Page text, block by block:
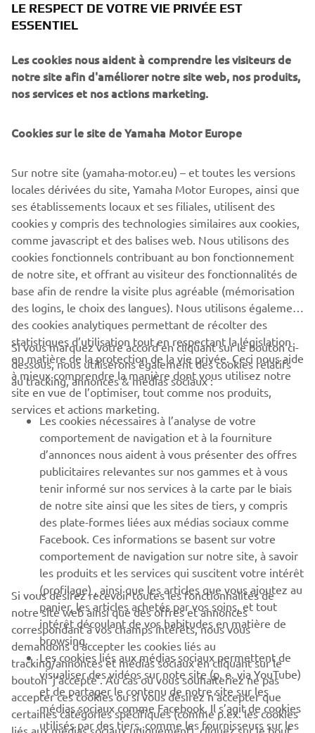
across Europe and catch a glimpse of what it’s like being
part of the Yamaha Motor family with the #LifeAtYamaha
En savoir plus
The information and/or imagery on these webpages may
never be used for commercial or non-commercial
purposes without the explicit written consent of Yamaha
Motor Europe N.V. and/or Yamaha Motor Co., Ltd.
Always ride in a safe manner and obey all local road laws.
CORPORATE
BUSINESS
PLUS DE YAMAHA
SOUTIEN
BULLETIN
Soyez le premier à connaître les dernières offres, les événements
spéciaux, les nouveautés et bien plus encore
S'ABONNER
Lisez notre politique de confidentialité pour savoir comment
nous traitons vos données personnelles :Politique de
Confidentialité
LE RESPECT DE VOTRE VIE PRIVÉE EST
ESSENTIEL
Les cookies nous aident à comprendre les visiteurs de
notre site afin d'améliorer notre site web, nos produits,
nos services et nos actions marketing.
Cookies sur le site de Yamaha Motor Europe
Sur notre site (yamaha-motor.eu) – et toutes les versions
locales dérivées du site, Yamaha Motor Europes, ainsi que
ses établissements locaux et ses filiales, utilisent des
cookies y compris des technologies similaires aux cookies,
comme javascript et des balises web. Nous utilisons des
cookies fonctionnels contribuant au bon fonctionnement
de notre site, et offrant au visiteur des fonctionnalités de
base afin de rendre la visite plus agréable (mémorisation
des logins, le choix des langues). Nous utilisons également
des cookies analytiques permettant de récolter des
statistiques d’utilisation tout en respectant la législation
en matière de la protection de la vie privée. Ceci nous aide
à mieux comprendre la manière dont vous utilisez notre
site en vue de l’optimiser, tout comme nos produits,
services et actions marketing.
Si vous marquez votre accord en cliquant sur le bouton ci-
dessous, nous utiliserons également des cookies relatifs
au tracking, annonces & médias sociaux :
Les cookies nécessaires à l’analyse de votre
comportement de navigation et à la fourniture
d’annonces nous aident à vous présenter des offres
publicitaires relevantes sur nos gammes et à vous
tenir informé sur nos services à la carte par le biais
de notre site ainsi que les sites de tiers, y compris
des plate-formes liées aux médias sociaux comme
Facebook. Ces informations se basent sur votre
comportement de navigation sur notre site, à savoir
les produits et les services qui suscitent votre intérêt
(profilage) , ainsi que les articles que vous ajoutez au
panier, les articles achetés par vos soins, et tout
intérêt découlant de vos habitudes en matière de
browsing.
Les cookies liés aux médias sociaux permettent de
visualiser des vidéos sur note site (p. e. via YouTube)
et de partager le contenu de notre site sur les
médias sociaux comme Facebook. Il s’agit de cookies
utilisés par des tiers, comme les fournisseurs sur les
Si vous désirez recevoir toutes les fonctionnalités de
notre site web ainsi que des offres et annonces
correspondant à vos champs intérêts, nous vous
demandons d’accepter les cookies liés au
tracking/annonces et médias sociaux en cliquant sur le
bouton ‘j’accepte’. Au cas où vous souhaiteriez ne pas
accepter ces cookies ou si vous désirez n’accepter que
certaines catégories spécifiques (comme p.ex. les cookies
liés aux médias sociaux uniquement), cliquez sur le bouton